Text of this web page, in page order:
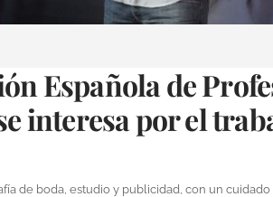
Española de
interesa por el
de boda, estudio y publicidad, con un